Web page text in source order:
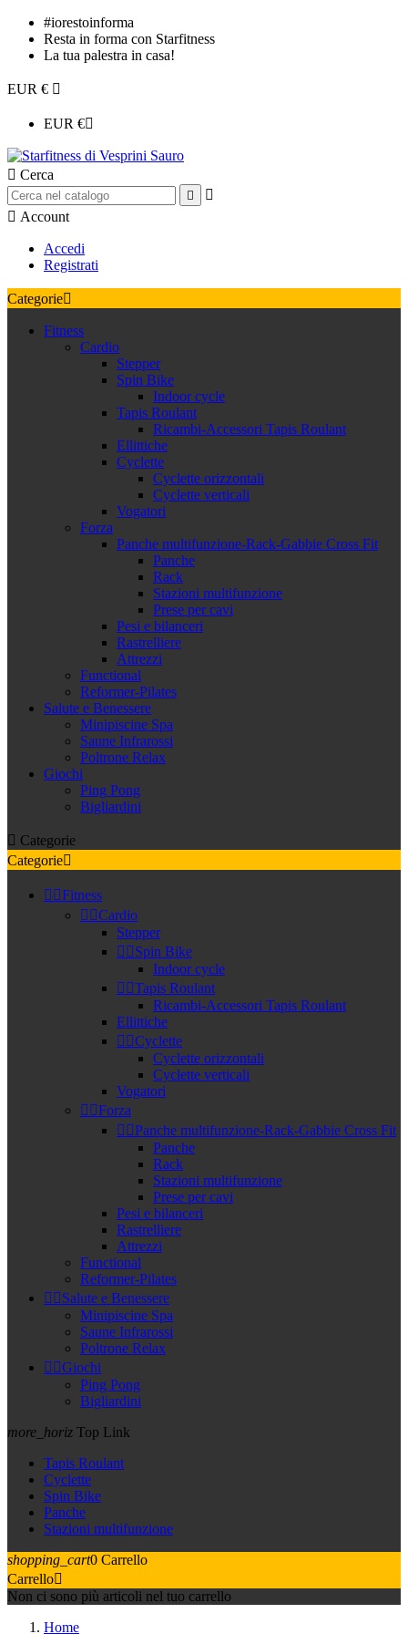
#iorestoinforma
Resta in forma con Starfitness
La tua palestra in casa!
EUR € 
EUR €
 Cerca


 Account
Accedi
Registrati
Categorie
Fitness
Cardio
Stepper
Spin Bike
Indoor cycle
Tapis Roulant
Ricambi-Accessori Tapis Roulant
Ellittiche
Cyclette
Cyclette orizzontali
Cyclette verticali
Vogatori
Forza
Panche multifunzione-Rack-Gabbie Cross Fit
Panche
Rack
Stazioni multifunzione
Prese per cavi
Pesi e bilanceri
Rastrelliere
Attrezzi
Functional
Reformer-Pilates
Salute e Benessere
Minipiscine Spa
Saune Infrarossi
Poltrone Relax
Giochi
Ping Pong
Bigliardini
 Categorie
Categorie
 Fitness
 Cardio
Stepper
 Spin Bike
Indoor cycle
 Tapis Roulant
Ricambi-Accessori Tapis Roulant
Ellittiche
 Cyclette
Cyclette orizzontali
Cyclette verticali
Vogatori
 Forza
 Panche multifunzione-Rack-Gabbie Cross Fit
Panche
Rack
Stazioni multifunzione
Prese per cavi
Pesi e bilanceri
Rastrelliere
Attrezzi
Functional
Reformer-Pilates
 Salute e Benessere
Minipiscine Spa
Saune Infrarossi
Poltrone Relax
 Giochi
Ping Pong
Bigliardini
more_horiz Top Link
Tapis Roulant
Cyclette
Spin Bike
Panche
Stazioni multifunzione
shopping_cart0 Carrello
Carrello
Non ci sono più articoli nel tuo carrello
Home